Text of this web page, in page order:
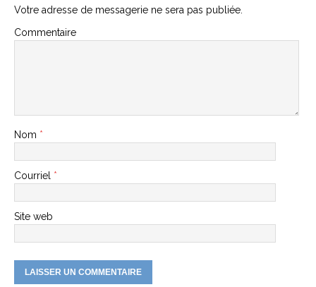
Votre adresse de messagerie ne sera pas publiée.
Commentaire
Nom *
Courriel *
Site web